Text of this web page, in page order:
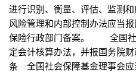
进行识别、衡量、评估、监测和
风险管理和内部控制办法应当
保险行政部门备案。 全国社
定会计核算办法，并报国务
条 全国社会保障基金理事会应